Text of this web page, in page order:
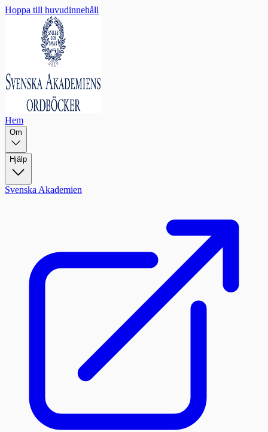
Hoppa till huvudinnehåll
Hem
Om
Hjälp
Svenska Akademien